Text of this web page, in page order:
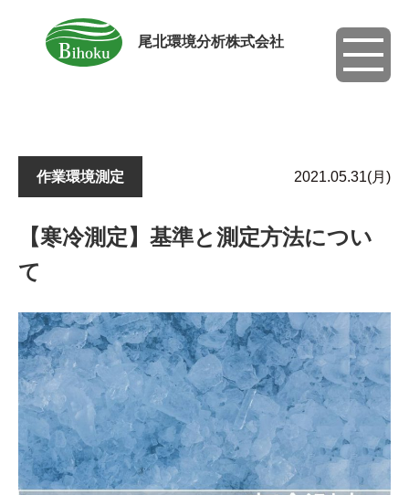
尾北環境分析株式会社
toggle
作業環境測定 2021.05.31(月)
【寒冷測定】基準と測定方法につい
て